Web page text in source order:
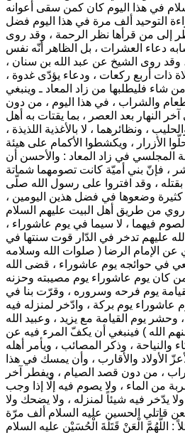
في هذا اليوم كان كمن سقى أعوانه
التوحيد ألف مرة في هذا اليوم فضل
إلى من قرأها نظر الرحمة ، وقد روى
دعاء العشرات ، بل الظاهر أنّه نفس
وقد روى الشيخ عن عبد الله بن سنان ،
ذات أربع ركعات ، ودعاء يؤدّى غدوة ،
شاء فليطلبها من زاد المعاد ـ وينبغي
والشراب ، في هذا اليوم ، من دون
النهار بعد العصر ، بما يقتات به أهل
، ونظائرهما ، لا بالأغذية اللذيذة ،
الأزرار ، ويكشطوا الأكمام على هيئة
المجلسي في زاد المعاد : والأحسن أن
، فإنّ بني أميّة كانت تصومهما شماتة
بقتله ، وقد افتروا على رسول الله صلّى
كثيرة وضعوها في فضل هذين اليومين ،
من طريق أهل البيت عليهم السلام
فيهما ، لا سيما في يوم عاشوراء ،
عليهم تدخر في الدّار قوت سنتها في
عن الإمام الرضا ( صلوات الله وسلامه
في حوائجه يوم عاشوراء ، قضى الله
ومن كان يوم عاشوراء يوم مصيبته وحزنه
يوم فرحه وسروره ، وقرّت بنا في
عاشوراء يوم بركة ، وادّخر لمنزله فيه
وحشر يوم القيامة مع يزيد ، وعبيد الله
الله ) فينبغي أن يكفّ المرء فيه عن
والنياحة ، وذكر المصائب ، ويأمر أهله
الأولاد والأقارب ، وأن يمسك في هذا
، من دون قصد الصيام ، ويفطر آخر
من الماء ، ولا يصوم فيه إلّا إذا وجب
يدّخر فيه شيئاً لمنزله ، ولا يضحك ولا
قاتلي الحسين عليه السلام ألف مرّة